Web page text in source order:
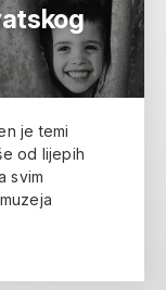
je temi
od lijepih
svim